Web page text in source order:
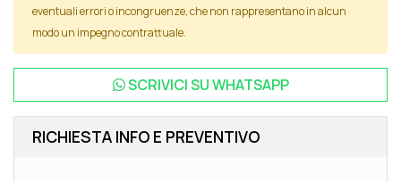
eventuali errori o incongruenze, che non rappresentano in alcun
modo un impegno contrattuale.
SCRIVICI SUWHATSAPP
RICHIESTA INFO E PREVENTIVO